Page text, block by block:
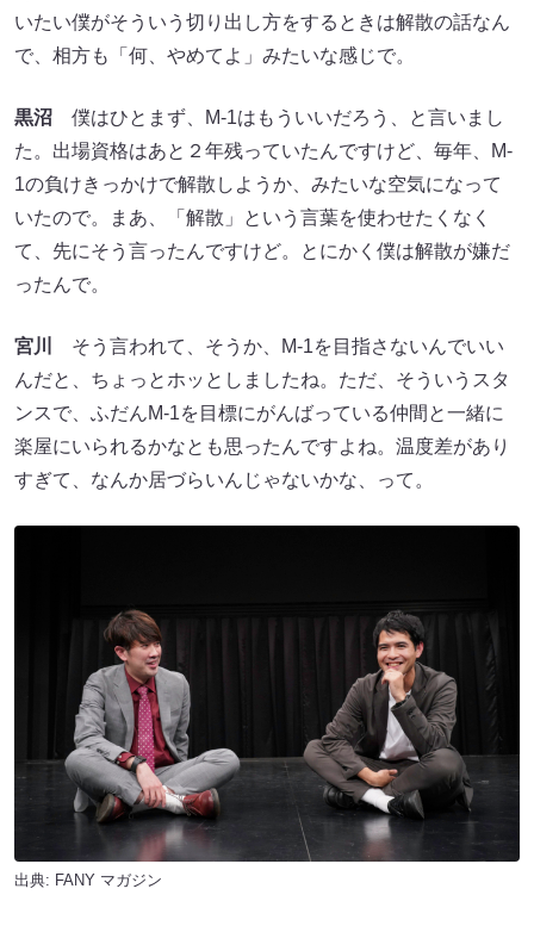
いたい僕がそういう切り出し方をするときは解散の話なん
で、相方も「何、やめてよ」みたいな感じで。
黒沼 僕はひとまず、M-1はもういいだろう、と言いまし
た。出場資格はあと２年残っていたんですけど、毎年、M-
1の負けきっかけで解散しようか、みたいな空気になって
いたので。まあ、「解散」という言葉を使わせたくなく
て、先にそう言ったんですけど。とにかく僕は解散が嫌だ
ったんで。
宮川
そう言われて、そうか、M-1を目指さないんでいい
んだと、ちょっとホッとしましたね。ただ、そういうスタ
ンスで、ふだんM-1を目標にがんばっている仲間と一緒に
楽屋にいられるかなとも思ったんですよね。温度差があり
すぎて、なんか居づらいんじゃないかな、って。
出典: FANY マガジン